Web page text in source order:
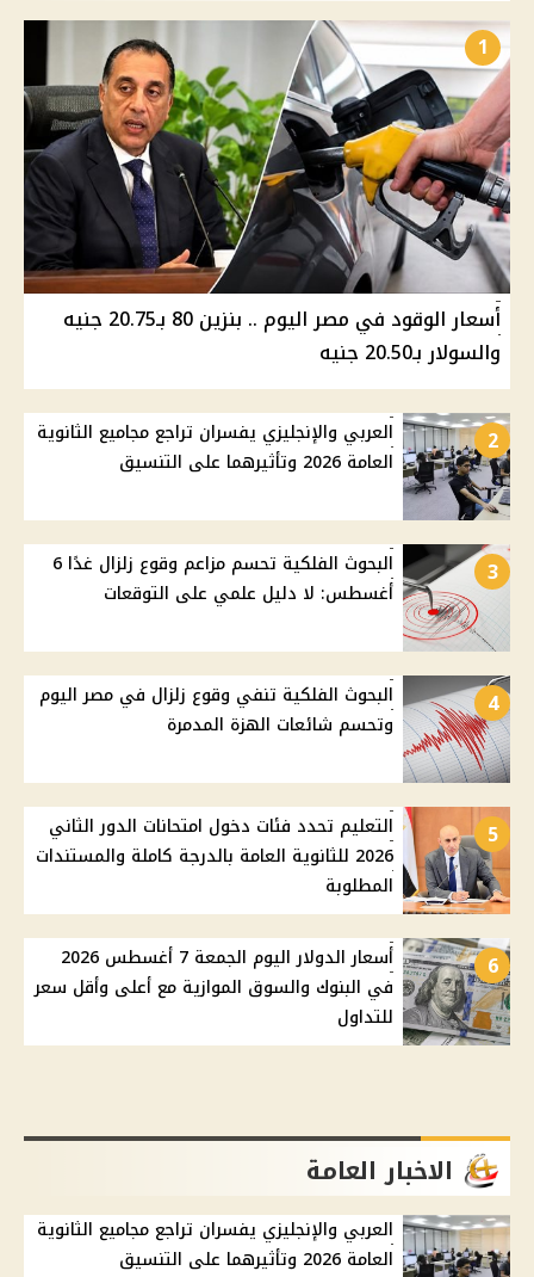
1
أسعار الوقود في مصر اليوم .. بنزين 80 بـ20.75 جنيه
والسولار بـ20.50 جنيه
2
العربي والإنجليزي يفسران تراجع مجاميع الثانوية
العامة 2026 وتأثيرهما على التنسيق
3
البحوث الفلكية تحسم مزاعم وقوع زلزال غدًا 6
أغسطس: لا دليل علمي على التوقعات
4
البحوث الفلكية تنفي وقوع زلزال في مصر اليوم
وتحسم شائعات الهزة المدمرة
5
التعليم تحدد فئات دخول امتحانات الدور الثاني
2026 للثانوية العامة بالدرجة كاملة والمستندات
المطلوبة
6
أسعار الدولار اليوم الجمعة 7 أغسطس 2026
في البنوك والسوق الموازية مع أعلى وأقل سعر
للتداول
الاخبار العامة
العربي والإنجليزي يفسران تراجع مجاميع الثانوية
العامة 2026 وتأثيرهما على التنسيق